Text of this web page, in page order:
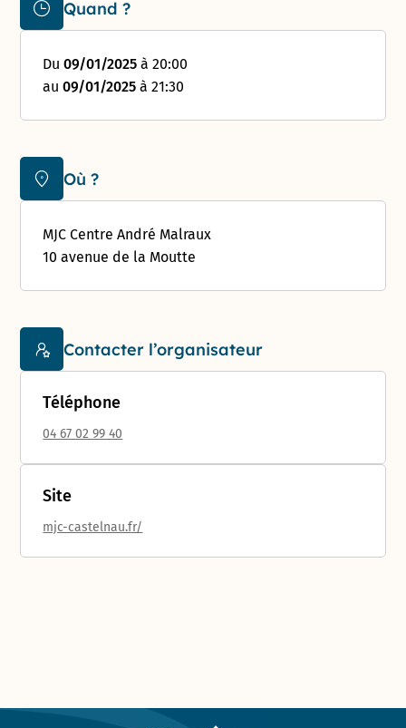
Quand ?
Du09/01/2025 à 20:00
au09/01/2025 à 21:30
Où ?
MJC Centre André Malraux
10 avenue de la Moutte
Contacter l’organisateur
Téléphone
04 67 02 99 40
Site
mjc-castelnau.fr/